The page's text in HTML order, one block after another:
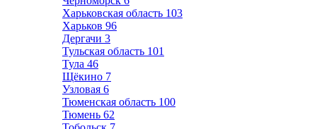
Харьковская область 103
Харьков 96
Дергачи 3
Тульская область 101
Тула 46
Щёкино 7
Узловая 6
Тюменская область 100
Тюмень 62